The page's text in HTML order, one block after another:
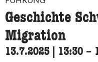
Geschichte
Migration
13.7.2025 13:30 –